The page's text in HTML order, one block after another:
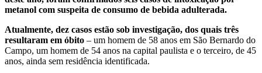
metanol com suspeita de consumo de bebida adulterada.
Atualmente, dez casos estão sob investigação, dos quais três
resultaram em óbito – um homem de 58 anos em São Bernardo do
Campo, um homem de 54 anos na capital paulista e o terceiro, de 45
anos, ainda sem residência identificada.